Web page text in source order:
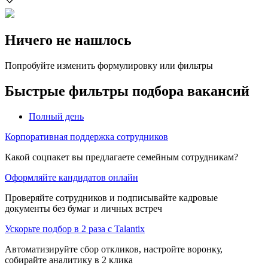
Ничего не нашлось
Попробуйте изменить формулировку или фильтры
Быстрые фильтры подбора вакансий
Полный день
Корпоративная поддержка сотрудников
Какой соцпакет вы предлагаете семейным сотрудникам?
Оформляйте кандидатов онлайн
Проверяйте сотрудников и подписывайте кадровые
документы без бумаг и личных встреч
Ускорьте подбор в 2 раза с Talantix
Автоматизируйте сбор откликов, настройте воронку,
собирайте аналитику в 2 клика